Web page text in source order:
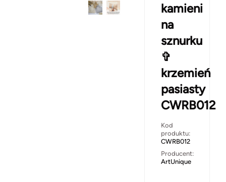
kamieni
na
sznurku
✞
krzemień
pasiasty
CWRB012
Kod
produktu:
CWRB012
Producent:
ArtUnique